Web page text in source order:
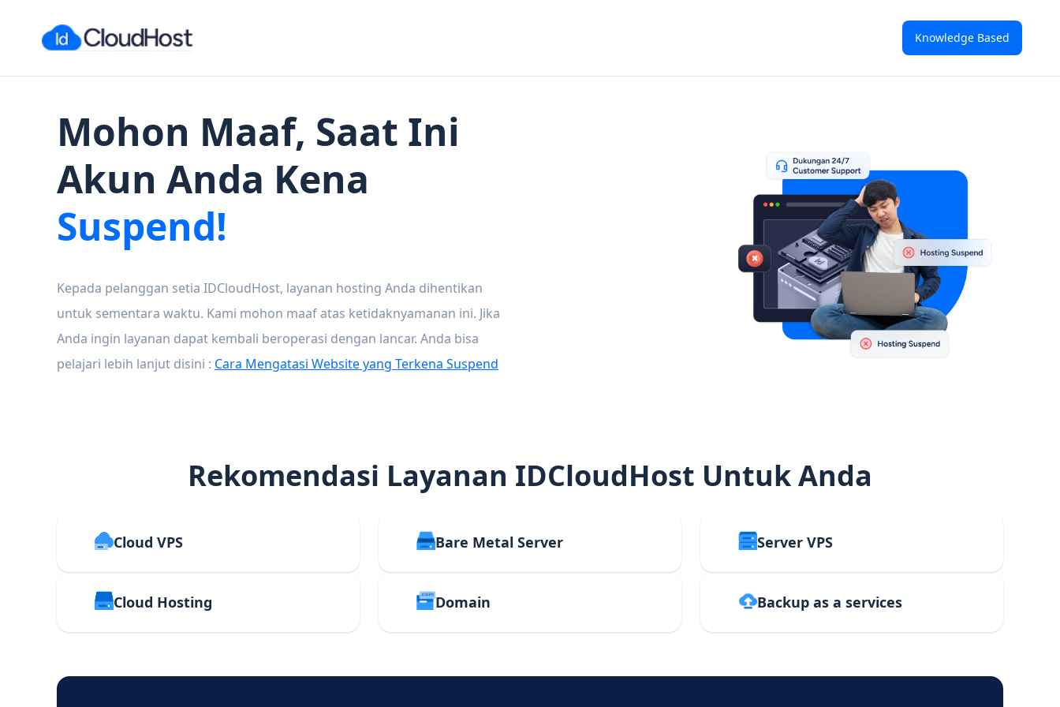
Knowledge Based
Mohon Maaf, Saat Ini
Akun Anda Kena
Suspend!
Kepada pelanggan setia IDCloudHost, layanan hosting Anda dihentikan
untuk sementara waktu. Kami mohon maaf atas ketidaknyamanan ini. Jika
Anda ingin layanan dapat kembali beroperasi dengan lancar. Anda bisa
pelajari lebih lanjut disini : Cara Mengatasi Website yang Terkena Suspend
Rekomendasi Layanan IDCloudHost Untuk Anda
Cloud VPS Bare Metal Server Server VPS
Cloud Hosting Domain Backup as a services